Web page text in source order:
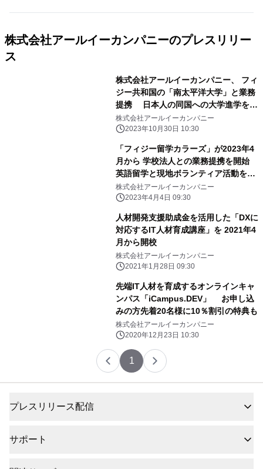
株式会社アールイーカンパニーのプレスリリー
ス
株式会社アールイーカンパニー、 フィ
ジー共和国の「南太平洋大学」と業務
提携 日本人の同国への大学進学を後
押し
株式会社アールイーカンパニー
2023年10月30日 10:30
「フィジー留学カラーズ」が2023年4
月から 学校法人との業務提携を開始
英語留学と現地ボランティア活動を組
み入れた語学留学を提供
株式会社アールイーカンパニー
2023年4月4日 09:30
人材開発支援助成金を活用した「DXに
対応するIT人材育成講座」を 2021年4
月から開校
株式会社アールイーカンパニー
2021年1月28日 09:30
先端IT人材を育成するオンラインキャ
ンパス「iCampus.DEV」 お申し込
みの方先着20名様に10％割引の特典も
株式会社アールイーカンパニー
2020年12月23日 10:30
1
プレスリリース配信
サポート